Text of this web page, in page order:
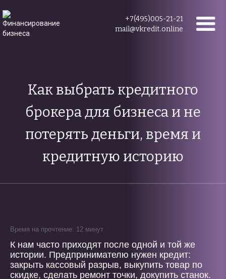
+7(495)005-21-21
mail@vkredit.online
Как выбрать кредитного
брокера для бизнеса и не
потерять деньги, время и
кредитную историю
Время на прочтение: 12 минут
К нам часто приходят после одной и той же
истории. Предпринимателю нужен кредит:
закрыть кассовый разрыв, выкупить товар по
скидке, сделать ремонт точки, докупить станок.